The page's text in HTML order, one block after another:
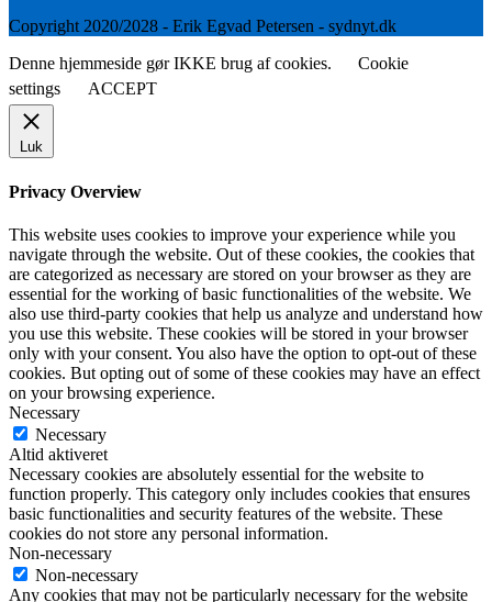
Copyright 2020/2028 - Erik Egvad Petersen - sydnyt.dk
Denne hjemmeside gør IKKE brug af cookies.
Cookie
settings
ACCEPT
Luk
Privacy Overview
This website uses cookies to improve your experience while you
navigate through the website. Out of these cookies, the cookies that
are categorized as necessary are stored on your browser as they are
essential for the working of basic functionalities of the website. We
also use third-party cookies that help us analyze and understand how
you use this website. These cookies will be stored in your browser
only with your consent. You also have the option to opt-out of these
cookies. But opting out of some of these cookies may have an effect
on your browsing experience.
Necessary
Necessary
Altid aktiveret
Necessary cookies are absolutely essential for the website to
function properly. This category only includes cookies that ensures
basic functionalities and security features of the website. These
cookies do not store any personal information.
Non-necessary
Non-necessary
Any cookies that may not be particularly necessary for the website